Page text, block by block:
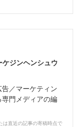
ジンヘンシュウ
／マーケティン
門メディアの編
は直近の記事の寄稿時点で